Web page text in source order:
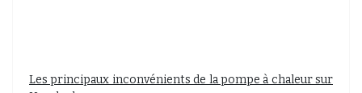
Les principaux inconvénients de la pompe à chaleur sur